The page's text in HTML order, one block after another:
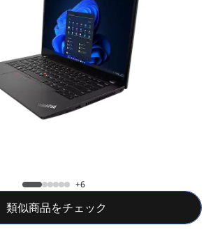
+6
類似商品をチェック